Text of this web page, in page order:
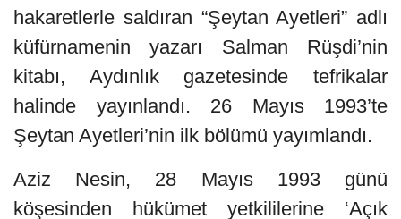
hakaretlerle saldıran “Şeytan Ayetleri” adlı
küfürnamenin yazarı Salman Rüşdi’nin
kitabı, Aydınlık gazetesinde tefrikalar
halinde yayınlandı. 26 Mayıs 1993’te
Şeytan Ayetleri’nin ilk bölümü yayımlandı.
Aziz Nesin, 28 Mayıs 1993 günü
köşesinden hükümet yetkililerine ‘Açık